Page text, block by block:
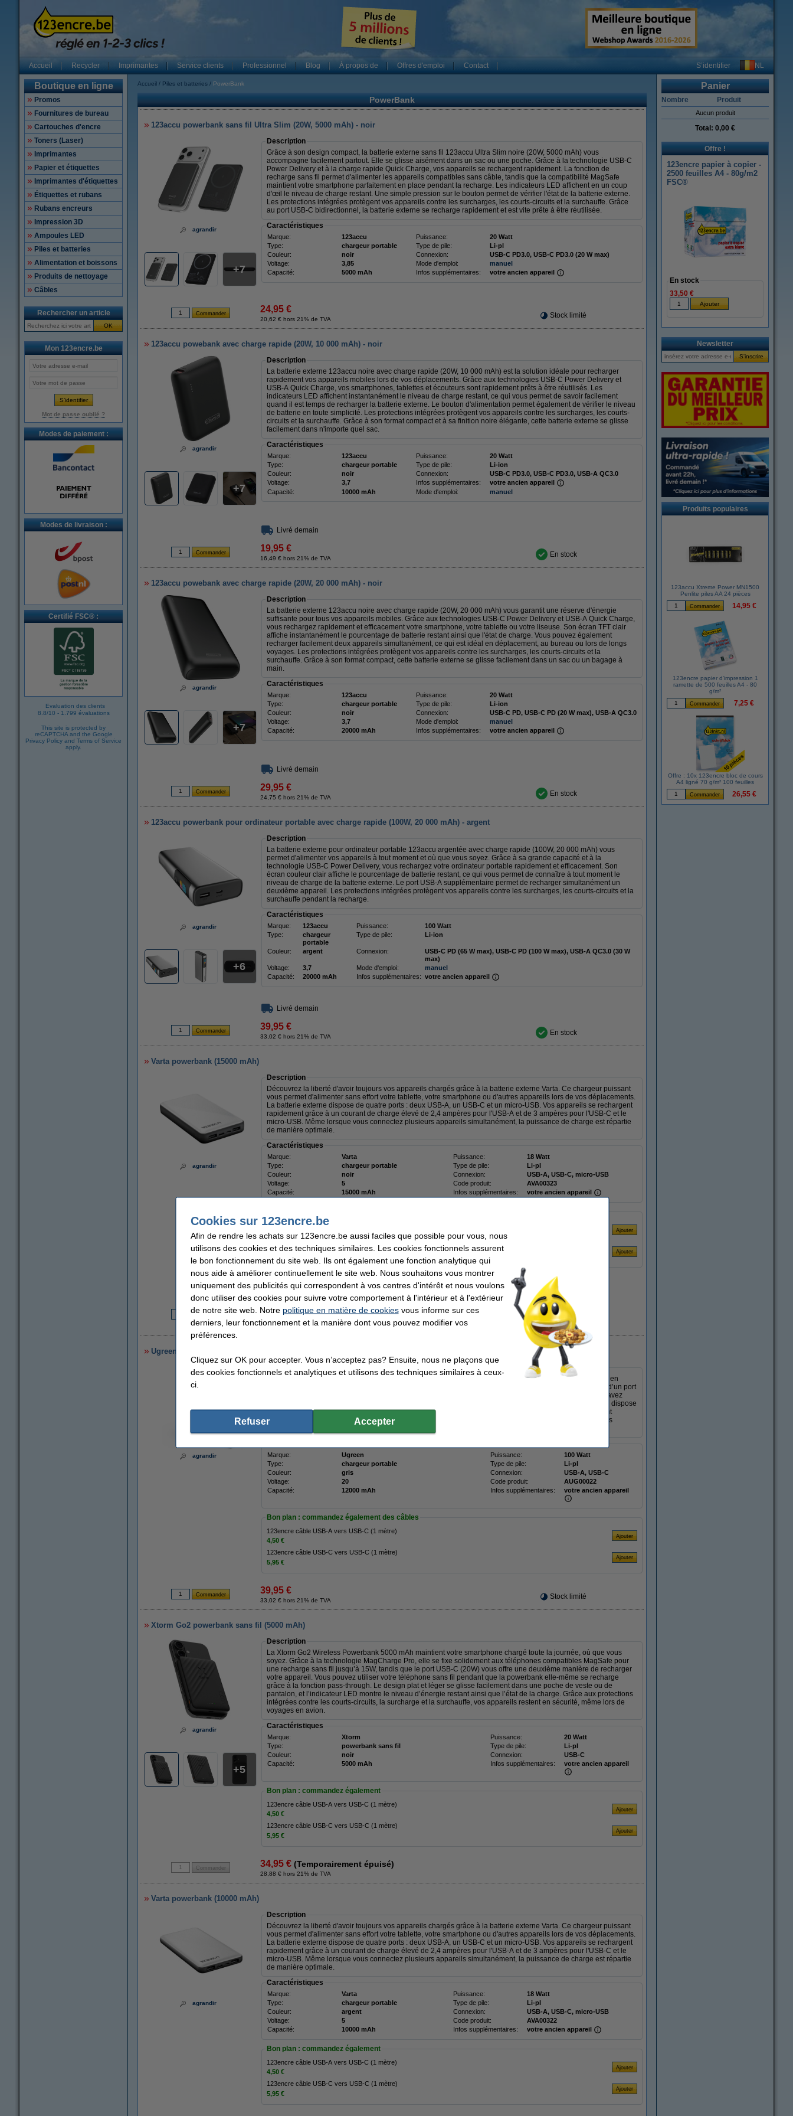
Accueil Recycler Imprimantes Service clients Professionnel Blog À propos de Offres d'emploi Contact S’identifier NL
Boutique en ligne
Promos
Fournitures de bureau
Cartouches d'encre
Toners (Laser)
Imprimantes
Papier et étiquettes
Imprimantes d'étiquettes
Étiquettes et rubans
Rubans encreurs
Impression 3D
Ampoules LED
Piles et batteries
Alimentation et boissons
Produits de nettoyage
Câbles
Rechercher un article
OK
Mon 123encre.be
Mot de passe oublié ?
Modes de paiement :
Modes de livraison :
Certifié FSC® :
Evaluation des clients
8.8/10 - 1.799 évaluations
This site is protected by
reCAPTCHA and the Google
Privacy Policy and Terms of Service
apply.
Accueil Piles et batteries PowerBank
PowerBank
123accu powerbank sans fil Ultra Slim (20W, 5000 mAh) - noir
agrandir
7
Description
Grâce à son design compact, la batterie externe sans fil 123accu Ultra Slim noire (20W, 5000 mAh) vous
accompagne facilement partout. Elle se glisse aisément dans un sac ou une poche. Grâce à la technologie USB-C
Power Delivery et à la charge rapide Quick Charge, vos appareils se rechargent rapidement. La fonction de
recharge sans fil permet d'alimenter les appareils compatibles sans câble, tandis que la compatibilité MagSafe
maintient votre smartphone parfaitement en place pendant la recharge. Les indicateurs LED affichent en un coup
d'œil le niveau de charge restant. Une simple pression sur le bouton permet de vérifier l'état de la batterie externe.
Les protections intégrées protègent vos appareils contre les surcharges, les courts-circuits et la surchauffe. Grâce
au port USB-C bidirectionnel, la batterie externe se recharge rapidement et est vite prête à être réutilisée.
Caractéristiques
Marque: 123accu Puissance:
20 Watt
Type:
chargeur portable Type de pile:
Li-pl
Couleur:
noir Connexion:
USB-C PD3.0, USB-C PD3.0 (20 W max)
Voltage:
3,85 Mode d'emploi:
manuel
Capacité:
5000 mAh Infos supplémentaires: votre ancien appareil
24,95 €
20,62 € hors 21% de TVA Stock limité
123accu powebank avec charge rapide (20W, 10 000 mAh) - noir
agrandir
7
Description
La batterie externe 123accu noire avec charge rapide (20W, 10 000 mAh) est la solution idéale pour recharger
rapidement vos appareils mobiles lors de vos déplacements. Grâce aux technologies USB-C Power Delivery et
USB-A Quick Charge, vos smartphones, tablettes et écouteurs sont rapidement prêts à être réutilisés. Les
indicateurs LED affichent instantanément le niveau de charge restant, ce qui vous permet de savoir facilement
quand il est temps de recharger la batterie externe. Le bouton d'alimentation permet également de vérifier le niveau
de batterie en toute simplicité. Les protections intégrées protègent vos appareils contre les surcharges, les courts-
circuits et la surchauffe. Grâce à son format compact et à sa finition noire élégante, cette batterie externe se glisse
facilement dans n'importe quel sac.
Caractéristiques
Marque: 123accu Puissance:
20 Watt
Type:
chargeur portable Type de pile:
Li-ion
Couleur:
noir Connexion:
USB-C PD3.0, USB-C PD3.0, USB-A QC3.0
Voltage:
3,7 Infos supplémentaires:
votre ancien appareil
Capacité:
10000 mAh Mode d'emploi: manuel
Livré demain
19,95 €
16,49 € hors 21% de TVA En stock
123accu powebank avec charge rapide (20W, 20 000 mAh) - noir
agrandir
7
Description
La batterie externe 123accu noire avec charge rapide (20W, 20 000 mAh) vous garantit une réserve d'énergie
suffisante pour tous vos appareils mobiles. Grâce aux technologies USB-C Power Delivery et USB-A Quick Charge,
vous rechargez rapidement et efficacement votre smartphone, votre tablette ou votre liseuse. Son écran TFT clair
affiche instantanément le pourcentage de batterie restant ainsi que l'état de charge. Vous pouvez également
recharger facilement deux appareils simultanément, ce qui est idéal en déplacement, au bureau ou lors de longs
voyages. Les protections intégrées protègent vos appareils contre les surcharges, les courts-circuits et la
surchauffe. Grâce à son format compact, cette batterie externe se glisse facilement dans un sac ou un bagage à
main.
Caractéristiques
Marque: 123accu Puissance:
20 Watt
Type:
chargeur portable Type de pile:
Li-ion
Couleur:
noir Connexion:
USB-C PD, USB-C PD (20 W max), USB-A QC3.0
Voltage:
3,7 Mode d'emploi:
manuel
Capacité:
20000 mAh Infos supplémentaires: votre ancien appareil
Livré demain
29,95 €
24,75 € hors 21% de TVA En stock
123accu powerbank pour ordinateur portable avec charge rapide (100W, 20 000 mAh) - argent
agrandir
6
Description
La batterie externe pour ordinateur portable 123accu argentée avec charge rapide (100W, 20 000 mAh) vous
permet d'alimenter vos appareils à tout moment et où que vous soyez. Grâce à sa grande capacité et à la
technologie USB-C Power Delivery, vous rechargez votre ordinateur portable rapidement et efficacement. Son
écran couleur clair affiche le pourcentage de batterie restant, ce qui vous permet de connaître à tout moment le
niveau de charge de la batterie externe. Le port USB-A supplémentaire permet de recharger simultanément un
deuxième appareil. Les protections intégrées protègent vos appareils contre les surcharges, les courts-circuits et la
surchauffe pendant la recharge.
Caractéristiques
Marque: 123accu Puissance:
100 Watt
Type:
chargeur
portable
Type de pile: Li-ion
Couleur: argent Connexion:
USB-C PD (65 W max), USB-C PD (100 W max), USB-A QC3.0 (30 W
max)
Voltage:
3,7 Mode d'emploi:
manuel
Capacité:
20000 mAh Infos supplémentaires: votre ancien appareil
Livré demain
39,95 €
33,02 € hors 21% de TVA En stock
Varta powerbank (15000 mAh)
agrandir
Description
Découvrez la liberté d'avoir toujours vos appareils chargés grâce à la batterie externe Varta. Ce chargeur puissant
vous permet d'alimenter sans effort votre tablette, votre smartphone ou d'autres appareils lors de vos déplacements.
La batterie externe dispose de quatre ports : deux USB-A, un USB-C et un micro-USB. Vos appareils se rechargent
rapidement grâce à un courant de charge élevé de 2,4 ampères pour l'USB-A et de 3 ampères pour l'USB-C et le
micro-USB. Même lorsque vous connectez plusieurs appareils simultanément, la puissance de charge est répartie
de manière optimale.
Caractéristiques
Marque: Varta Puissance:
18 Watt
Type:
chargeur portable Type de pile:
Li-pl
Couleur:
noir Connexion:
USB-A, USB-C, micro-USB
Voltage:
5 Code produit:
AVA00323
Capacité:
15000 mAh Infos supplémentaires: votre ancien appareil
123encre câble USB-A vers USB-C (1 mètre)
4,50 €
123encre câble USB-C vers USB-C (1 mètre)
5,95 €
Livré demain
29,95 € 15% de remise
25,46 €
21,04 € hors 21% de TVA En stock
Ugreen Quick powerbank (100W, 12 000 mAh)
agrandir
Description
Avec la batterie externe Ugreen Quick (100 W, 12 000 mAh), vous rechargez facilement plusieurs appareils en
même temps. La powerbank est équipée d’un port USB-C avec fonction de charge rapide jusqu’à 100W et d’un port
USB-A pour la charge rapide. Grâce à l’indicateur LED, vous voyez en un coup d’œil l’énergie restante et savez
quand il est temps de recharger la powerbank. Avec une capacité de 12 000 mAh, cette powerbank Ugreen dispose
de suffisamment d’énergie pour recharger plusieurs fois votre smartphone et une fois votre tablette. Pendant
l’utilisation, la powerbank protège vos appareils contre la surcharge, la surchauffe et les courts-circuits. Vous
profitez ainsi d’une utilisation sûre en toutes circonstances.
Marque: Ugreen Puissance:
100 Watt
Type:
chargeur portable Type de pile:
Li-pl
Couleur:
gris Connexion:
USB-A, USB-C
Voltage:
20 Code produit:
AUG00022
Capacité:
12000 mAh Infos supplémentaires: votre ancien appareil
Bon plan : commandez également des câbles
123encre câble USB-A vers USB-C (1 mètre)
4,50 €
123encre câble USB-C vers USB-C (1 mètre)
5,95 €
39,95 €
33,02 € hors 21% de TVA Stock limité
Xtorm Go2 powerbank sans fil (5000 mAh)
agrandir
5
Description
La Xtorm Go2 Wireless Powerbank 5000 mAh maintient votre smartphone chargé toute la journée, où que vous
soyez. Grâce à la technologie MagCharge Pro, elle se fixe solidement aux téléphones compatibles MagSafe pour
une recharge sans fil jusqu’à 15W, tandis que le port USB-C (20W) vous offre une deuxième manière de recharger
votre appareil. Vous pouvez utiliser votre téléphone sans fil pendant que la powerbank elle-même se recharge
grâce à la fonction pass-through. Le design plat et léger se glisse facilement dans une poche de veste ou de
pantalon, et l’indicateur LED montre le niveau d’énergie restant ainsi que l’état de la charge. Grâce aux protections
intégrées contre les courts-circuits, la surcharge et la surchauffe, vos appareils restent en sécurité, même lors de
voyages en avion.
Caractéristiques
Marque: Xtorm Puissance:
20 Watt
Type:
powerbank sans fil Type de pile:
Li-pl
Couleur:
noir Connexion:
USB-C
Capacité:
5000 mAh Infos supplémentaires: votre ancien appareil
Bon plan : commandez également
123encre câble USB-A vers USB-C (1 mètre)
4,50 €
123encre câble USB-C vers USB-C (1 mètre)
5,95 €
34,95 € (Temporairement épuisé)
28,88 € hors 21% de TVA
Varta powerbank (10000 mAh)
agrandir
Description
Découvrez la liberté d'avoir toujours vos appareils chargés grâce à la batterie externe Varta. Ce chargeur puissant
vous permet d'alimenter sans effort votre tablette, votre smartphone ou d'autres appareils lors de vos déplacements.
La batterie externe dispose de quatre ports : deux USB-A, un USB-C et un micro-USB. Vos appareils se rechargent
rapidement grâce à un courant de charge élevé de 2,4 ampères pour l'USB-A et de 3 ampères pour l'USB-C et le
micro-USB. Même lorsque vous connectez plusieurs appareils simultanément, la puissance de charge est répartie
de manière optimale.
Caractéristiques
Marque: Varta Puissance:
18 Watt
Type:
chargeur portable Type de pile:
Li-pl
Couleur:
argent Connexion:
USB-A, USB-C, micro-USB
Voltage:
5 Code produit:
AVA00322
Capacité:
10000 mAh Infos supplémentaires: votre ancien appareil
Bon plan : commandez également
123encre câble USB-A vers USB-C (1 mètre)
4,50 €
123encre câble USB-C vers USB-C (1 mètre)
5,95 €
Panier
Nombre Produit
Aucun produit
Total: 0,00 €
Offre !
123encre papier à copier -
2500 feuilles A4 - 80g/m2
FSC®
En stock
33,50 €
Newsletter
Produits populaires
123accu Xtreme Power MN1500
Penlite piles AA 24 pièces
14,95 €
123encre papier d'impression 1
ramette de 500 feuilles A4 - 80
g/m²
7,25 €
Offre : 10x 123encre bloc de cours
A4 ligné 70 g/m² 100 feuilles
26,55 €
Cookies sur 123encre.be
Afin de rendre les achats sur 123encre.be aussi faciles que possible pour vous, nous
utilisons des cookies et des techniques similaires. Les cookies fonctionnels assurent
le bon fonctionnement du site web. Ils ont également une fonction analytique qui
nous aide à améliorer continuellement le site web. Nous souhaitons vous montrer
uniquement des publicités qui correspondent à vos centres d'intérêt et nous voulons
donc utiliser des cookies pour suivre votre comportement à l'intérieur et à l'extérieur
de notre site web. Notre politique en matière de cookiesvous informe sur ces
derniers, leur fonctionnement et la manière dont vous pouvez modifier vos
préférences.
Cliquez sur OK pour accepter. Vous n’acceptez pas? Ensuite, nous ne plaçons que
des cookies fonctionnels et analytiques et utilisons des techniques similaires à ceux-
ci.
Refuser Accepter